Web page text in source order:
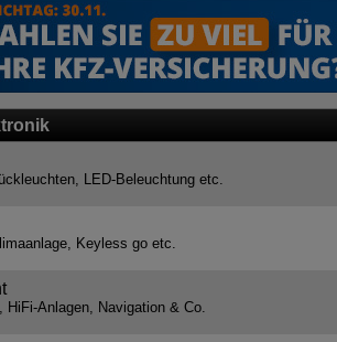
LED-Beleuchtung etc.
Keyless go etc.
HiFi-Anlagen, Navigation & Co.